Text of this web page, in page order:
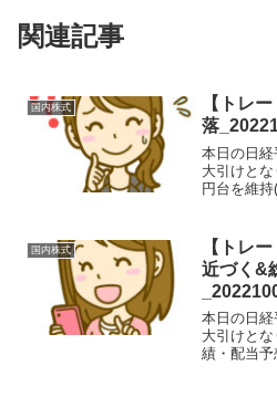
関連記事
国内株式
【トレ
落
本日の日
大引けと
円台を維持
る感じも
国内株式
【トレ
近づく&
本日の日
大引けと
績・配当